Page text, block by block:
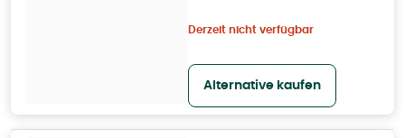
Derzeit nicht verfügbar
Alternative kaufen